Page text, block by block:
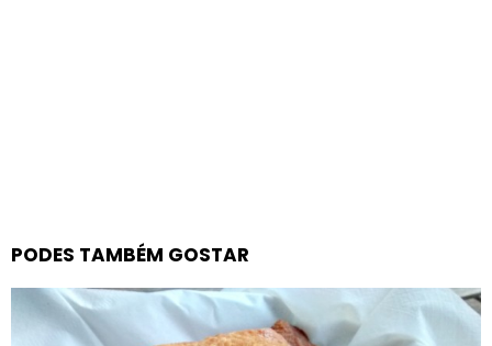
PODES TAMBÉM GOSTAR